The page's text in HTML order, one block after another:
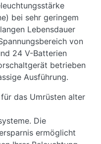
bei sehr geringem
Lebensdauer
von
24 V-Batterien
betrieben
Ausführung.
das Umrüsten alter
Die
ermöglicht